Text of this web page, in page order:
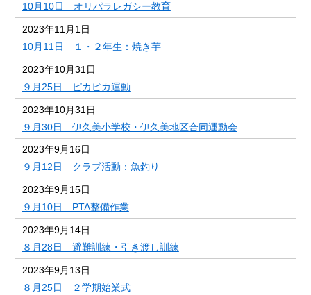
10月10日 オリパラレガシー教育
2023年11月1日
10月11日 １・２年生：焼き芋
2023年10月31日
９月25日 ピカピカ運動
2023年10月31日
９月30日 伊久美小学校・伊久美地区合同運動会
2023年9月16日
９月12日 クラブ活動：魚釣り
2023年9月15日
９月10日 PTA整備作業
2023年9月14日
８月28日 避難訓練・引き渡し訓練
2023年9月13日
８月25日 ２学期始業式